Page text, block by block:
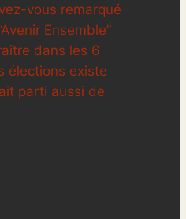
vous remarqué
Ensemble”
dans les 6
élections existe
parti aussi de